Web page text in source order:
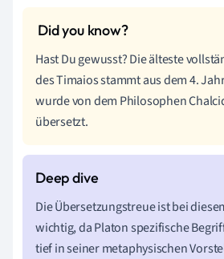
Hast Du gewusst? Die älteste
des Timaios stammt aus dem 4.
wurde von dem Philosophen
übersetzt.
Die Übersetzungstreue ist bei
wichtig, da Platon spezifische
tief in seiner metaphysischen